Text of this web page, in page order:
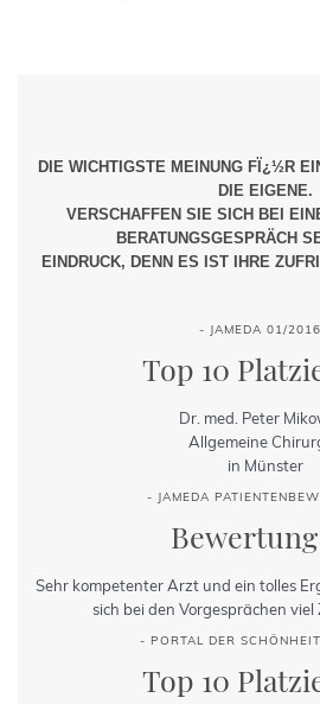
DIE WICHTIGSTE MEINUNG FÏ¿½R
DIE EIGENE.
VERSCHAFFEN SIE SICH BEI
BERATUNGSGESPRÄCH
EINDRUCK, DENN ES IST IHRE
- JAMEDA 01/
Top 10
Dr. med. Peter
Allgemeine
in Münster
- JAMEDA
Bewertung
Sehr kompetenter Arzt und ein tolles
sich bei den Vorgesprächen viel
- PORTAL DER
Top 10